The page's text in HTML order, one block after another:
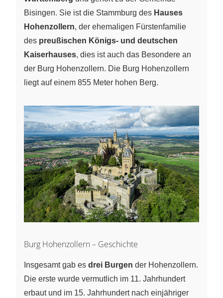
Bisingen. Sie ist die Stammburg des Hauses
Hohenzollern, der ehemaligen Fürstenfamilie
des preußischen Königs- und deutschen
Kaiserhauses, dies ist auch das Besondere an
der Burg Hohenzollern. Die Burg Hohenzollern
liegt auf einem 855 Meter hohen Berg.
Burg Hohenzollern – Geschichte
Insgesamt gab es drei Burgen der Hohenzollern.
Die erste wurde vermutlich im 11. Jahrhundert
erbaut und im 15. Jahrhundert nach einjähriger